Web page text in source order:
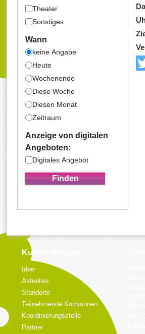
Theater
Sonstiges
Wann
keine Angabe
Heute
Wochenende
Diese Woche
Diesen Monat
Zeitraum
Anzeige von digitalen
Angeboten:
Digitales Angebot
Kulturrucksack
Idee
Aktuelles
Standorte
Teilnehmende Kommunen
Koordinierungsstelle
Partner